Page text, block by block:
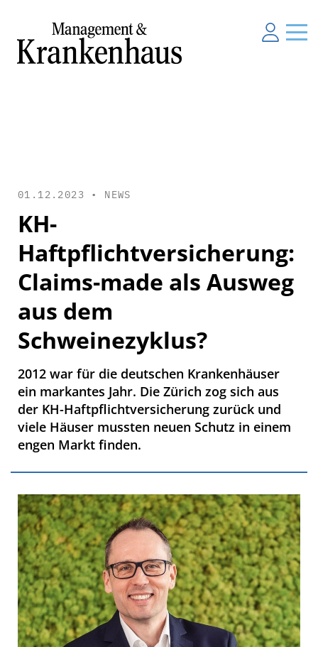
01.12.2023 • NEWS
KH-
Haftpflichtversicherung:
Claims-made als Ausweg
aus dem
Schweinezyklus?
2012 war für die deutschen Krankenhäuser
ein markantes Jahr. Die Zürich zog sich aus
der KH-Haftpflichtversicherung zurück und
viele Häuser mussten neuen Schutz in einem
engen Markt finden.